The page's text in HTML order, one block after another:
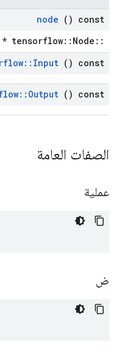
node () const
::tensorflow::Node *
:: Input () const
:: Output () const
الصفات العامة
عملية
ض